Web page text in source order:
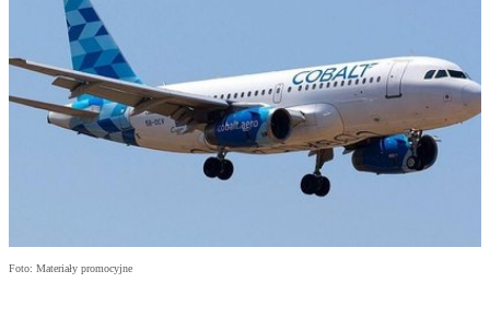
Foto: Materiały promocyjne